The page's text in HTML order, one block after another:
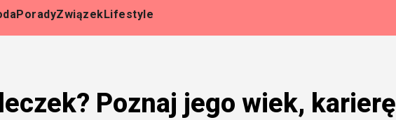
PoradyZwiązekLifestyle
Poznaj jego wiek, karierę